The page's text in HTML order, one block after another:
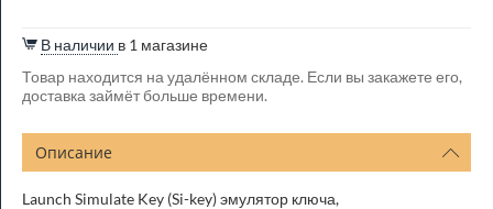
В наличии в 1 магазине
Товар находится на удалённом складе. Если вы закажете его,
доставка займёт больше времени.
Описание
Launch Simulate Key (Si-key) эмулятор ключа,